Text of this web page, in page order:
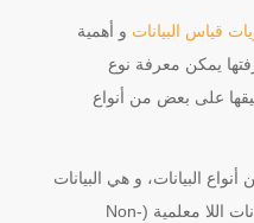
قياس البيانات و أهمية
يمكن معرفة نوع
على بعض من أنواع
البيانات، و هي البيانات
المعلمية (Parametric Data) و البيانات اللا معلمية (Non-